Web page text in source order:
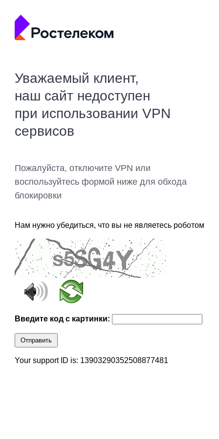
Уважаемый клиент,
наш сайт недоступен
при использовании VPN
сервисов
Пожалуйста, отключите VPN или
воспользуйтесь формой ниже для обхода
блокировки
Нам нужно убедиться, что вы не являетесь роботом
Введите код с картинки:
Отправить
Your support ID is: 13903290352508877481